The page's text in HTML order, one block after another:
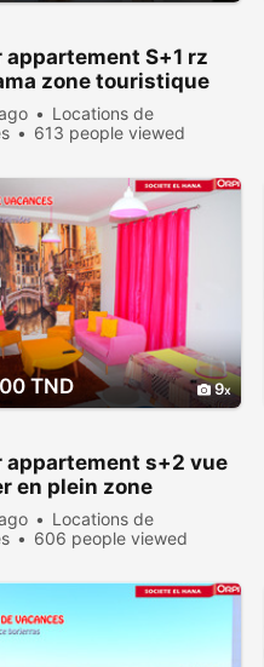
appartement S+1 rz
zone touristique
Locations de
613 people viewed
TND 9
appartement s+2 vue
en plein zone
Locations de
606 people viewed